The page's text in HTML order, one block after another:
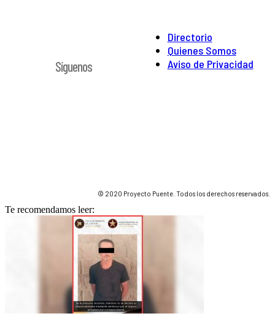
Directorio
Quienes Somos
Aviso de Privacidad
Síguenos
© 2020 Proyecto Puente. Todos los derechos reservados.
Te recomendamos leer: